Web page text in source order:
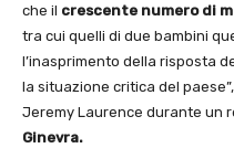
che il crescente numero di
tra cui quelli di due bambini
l’inasprimento della risposta
la situazione critica del
Jeremy Laurence durante un
Ginevra.